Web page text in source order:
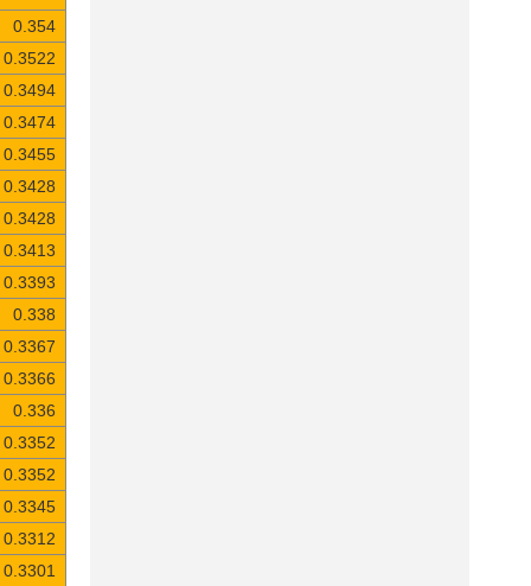
0.354
0.3522
0.3494
0.3474
0.3455
0.3428
0.3428
0.3413
0.3393
0.338
0.3367
0.3366
0.336
0.3352
0.3352
0.3345
0.3312
0.3301